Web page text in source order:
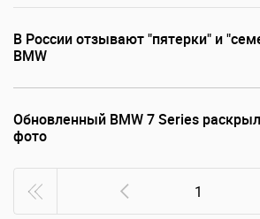
В России отзывают "пятерки" и
BMW
Обновленный BMW 7 Series
фото
1